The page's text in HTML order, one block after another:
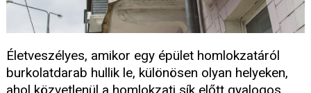
Életveszélyes, amikor egy épület homlokzatáról
burkolatdarab hullik le, különösen olyan helyeken,